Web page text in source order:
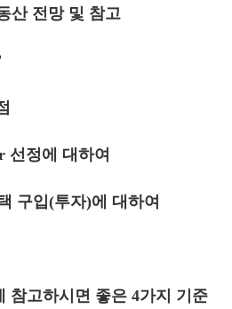
산 전망 및 참고
선정에 대하여
구입(투자)에 대하여
참고하시면 좋은 4가지 기준